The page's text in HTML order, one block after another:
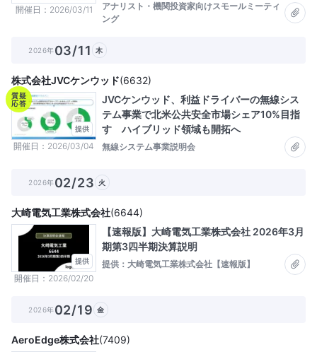
開催日 2026/03/11
アナリスト・機関投資家向けスモールミーティ
ング
2026年03/11 木
質疑
応答
提供
開催日 2026/03/04
株式会社JVCケンウッド(6632)
JVCケンウッド、利益ドライバーの無線シス
テム事業で北米公共安全市場シェア10%目指
す ハイブリッド領域も開拓へ
無線システム事業説明会
2026年02/23 火
提供
開催日 2026/02/20
大崎電気工業株式会社(6644)
【速報版】大崎電気工業株式会社 2026年3月
期第3四半期決算説明
提供：大崎電気工業株式会社【速報版】
2026年02/19 金
AeroEdge株式会社(7409)